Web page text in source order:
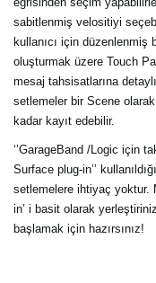
sabitlenmiş velositiyi
kullanıcı için düzenlenmiş
oluşturmak üzere Touch
mesaj tahsisatlarına
setlemeler bir Scene
kadar kayıt edebilir.
‘’GarageBand /Logic için
Surface plug-in’’
setlemelere ihtiyaç yoktur.
in’ i basit olarak
başlamak için hazırsınız!